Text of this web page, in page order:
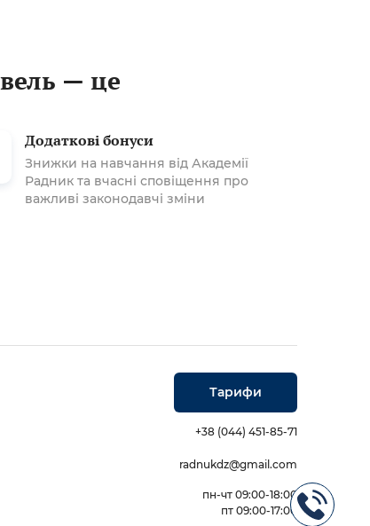
— це
Додаткові бонуси
Знижки на навчання від Академії
Радник та вчасні сповіщення про
важливі законодавчі зміни
Тарифи
+38 (044) 451-85-71
radnukdz@gmail.com
пн-чт 09:00-18:00
пт 09:00-17:00